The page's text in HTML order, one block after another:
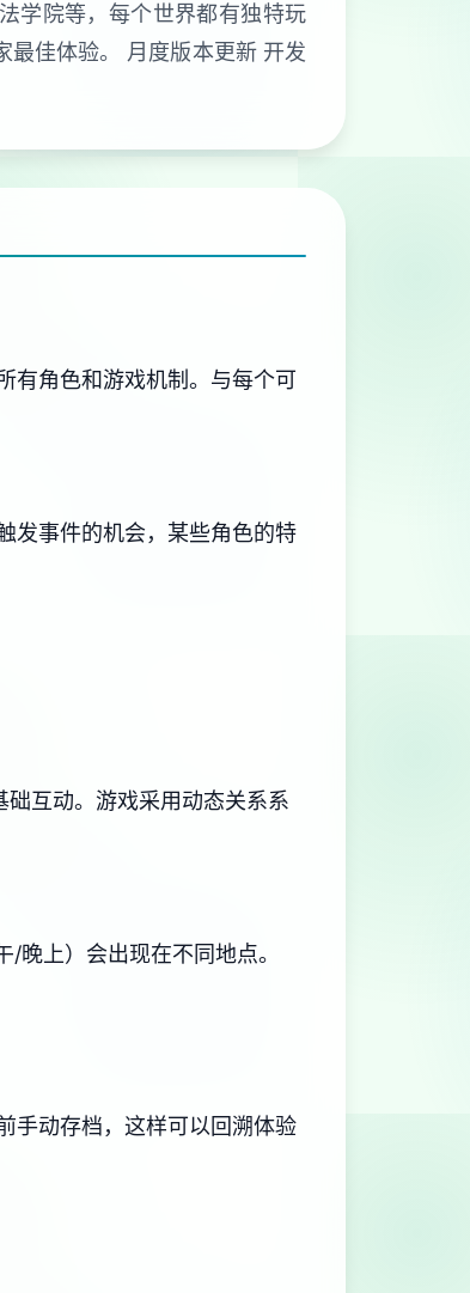
学院等，每个世界都有独特玩
最佳体验。 月度版本更新 开发
有角色和游戏机制。与每个可
发事件的机会，某些角色的特
互动。游戏采用动态关系系
晚上）会出现在不同地点。
手动存档，这样可以回溯体验